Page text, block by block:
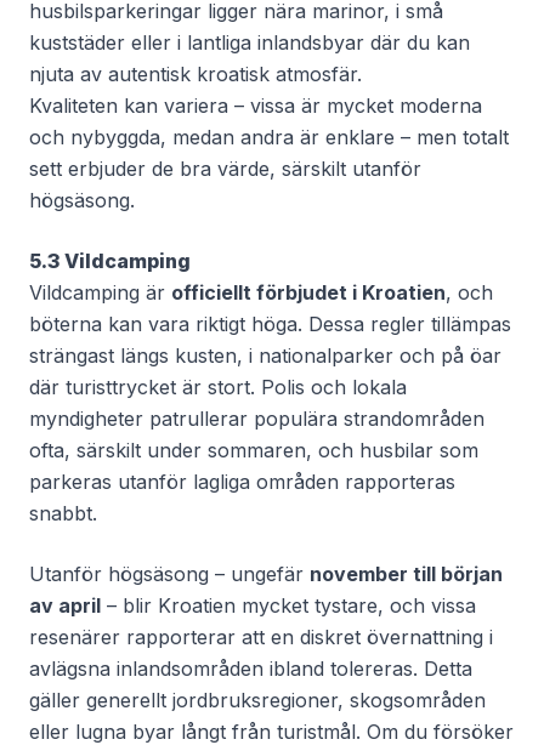
husbilsparkeringar ligger nära marinor, i små
kuststäder eller i lantliga inlandsbyar där du kan
njuta av autentisk kroatisk atmosfär.
Kvaliteten kan variera – vissa är mycket moderna
och nybyggda, medan andra är enklare – men totalt
sett erbjuder de bra värde, särskilt utanför
högsäsong.
5.3 Vildcamping
Vildcamping är officiellt förbjudet i Kroatien, och
böterna kan vara riktigt höga. Dessa regler tillämpas
strängast längs kusten, i nationalparker och på öar
där turisttrycket är stort. Polis och lokala
myndigheter patrullerar populära strandområden
ofta, särskilt under sommaren, och husbilar som
parkeras utanför lagliga områden rapporteras
snabbt.
Utanför högsäsong – ungefär november till början
av april – blir Kroatien mycket tystare, och vissa
resenärer rapporterar att en diskret övernattning i
avlägsna inlandsområden ibland tolereras. Detta
gäller generellt jordbruksregioner, skogsområden
eller lugna byar långt från turistmål. Om du försöker